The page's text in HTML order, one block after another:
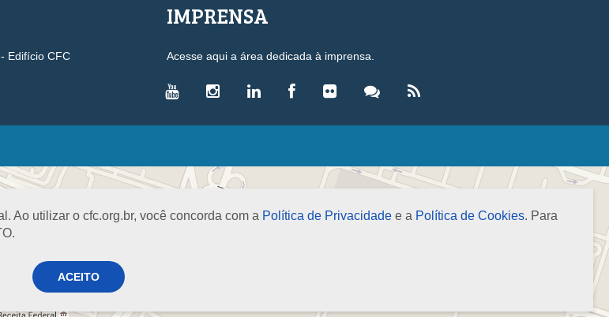
Ao utilizar o cfc.org.br, você concorda com a Política de Privacidade e a Política de Cookies. Para
ACEITO
Edifício CFC
IMPRENSA
Acesse aqui a área dedicada à imprensa.
Profissional
Ética e Disciplina
LEGISLAÇÃO
Leis
Decretos-Lei